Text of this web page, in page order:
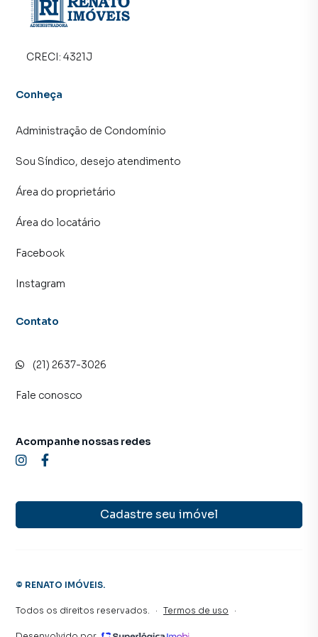
programadores, corretores treinados e uma central de
atendimento preparada para atender proprietários e
CRECI: 4321J
Conheça
Administração de Condomínio
Sou Síndico, desejo atendimento
Área do proprietário
Área do locatário
Facebook
Instagram
Contato
(21) 2637-3026
Fale conosco
Cadastre seu imóvel
Acompanhe nossas redes
© RENATO IMÓVEIS.
Todos os direitos reservados. · Termos de uso ·